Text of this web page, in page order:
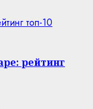
топ-10
рейтинг